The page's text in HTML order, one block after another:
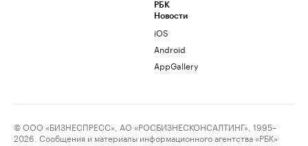
РБК
Новости
iOS
Android
AppGallery
© ООО «БИЗНЕСПРЕСС», АО «РОСБИЗНЕСКОНСАЛТИНГ», 1995–
2026. Сообщения и материалы информационного агентства «РБК»